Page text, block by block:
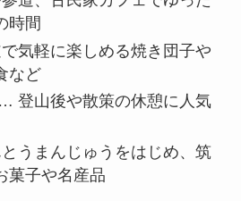
時間
気軽に楽しめる焼き団子や
など
登山後や散策の休憩に人気
うまんじゅうをはじめ、筑
菓子や名産品